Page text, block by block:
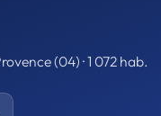
(04) · 1 072 hab.